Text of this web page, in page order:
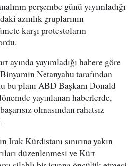
perşembe günü yayımladığı
azınlık gruplarının
karşı protestoların
ayında yayımladığı habere göre
Netanyahu tarafından
bu planı ABD Başkanı Donald
yayınlanan haberlerde,
olmasından rahatsız
Irak Kürdistanı sınırına yakın
düzenlenmesi ve Kürt